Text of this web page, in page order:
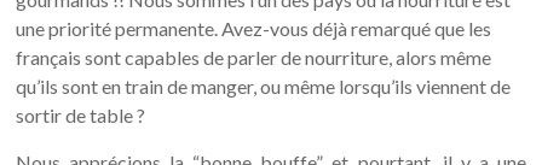
une priorité permanente. Avez-vous déjà remarqué que les
français sont capables de parler de nourriture, alors même
qu’ils sont en train de manger, ou même lorsqu’ils viennent de
sortir de table ?